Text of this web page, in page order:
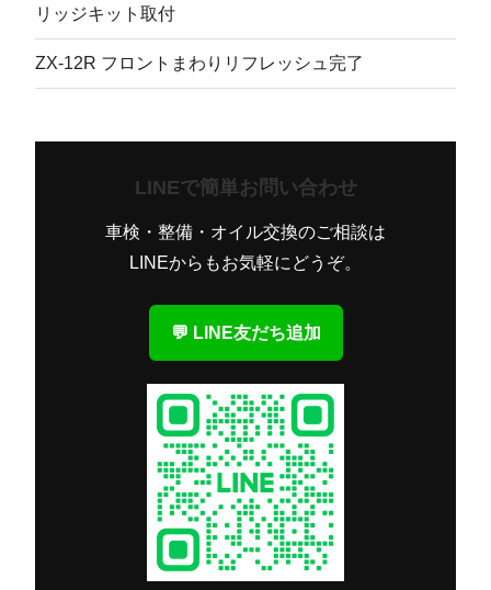
リッジキット取付
ZX-12R フロントまわりリフレッシュ完了
LINEで簡単お問い合わせ
車検・整備・オイル交換のご相談は
LINEからもお気軽にどうぞ。
💬 LINE友だち追加